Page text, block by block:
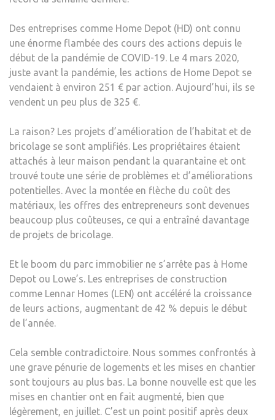
Des entreprises comme Home Depot (HD) ont connu
une énorme flambée des cours des actions depuis le
début de la pandémie de COVID-19. Le 4 mars 2020,
juste avant la pandémie, les actions de Home Depot se
vendaient à environ 251 € par action. Aujourd’hui, ils se
vendent un peu plus de 325 €.
La raison? Les projets d’amélioration de l’habitat et de
bricolage se sont amplifiés. Les propriétaires étaient
attachés à leur maison pendant la quarantaine et ont
trouvé toute une série de problèmes et d’améliorations
potentielles. Avec la montée en flèche du coût des
matériaux, les offres des entrepreneurs sont devenues
beaucoup plus coûteuses, ce qui a entraîné davantage
de projets de bricolage.
Et le boom du parc immobilier ne s’arrête pas à Home
Depot ou Lowe’s. Les entreprises de construction
comme Lennar Homes (LEN) ont accéléré la croissance
de leurs actions, augmentant de 42 % depuis le début
de l’année.
Cela semble contradictoire. Nous sommes confrontés à
une grave pénurie de logements et les mises en chantier
sont toujours au plus bas. La bonne nouvelle est que les
mises en chantier ont en fait augmenté, bien que
légèrement, en juillet. C’est un point positif après deux